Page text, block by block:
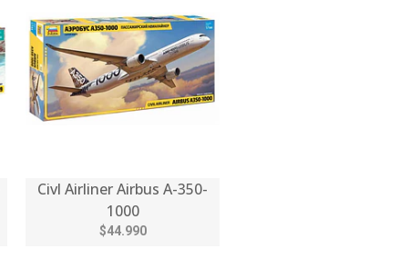
Civl Airliner Airbus A-350-
1000
$44.990